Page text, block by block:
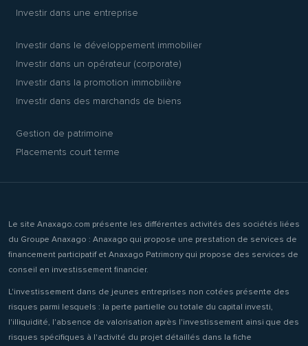
Investir dans une entreprise
Investir dans le développement immobilier
Investir dans un opérateur (corporate)
Investir dans la promotion immobilière
Investir dans des marchands de biens
Gestion de patrimoine
Placements court terme
Le site Anaxago.com présente les différentes activités des sociétés liées
du Groupe Anaxago : Anaxago qui propose une prestation de services de
financement participatif et Anaxago Patrimony qui propose des services de
conseil en investissement financier.
L'investissement dans de jeunes entreprises non cotées présente des
risques parmi lesquels : la perte partielle ou totale du capital investi,
l'illiquidité, l'absence de valorisation après l'investissement ainsi que des
risques spécifiques à l'activité du projet détaillés dans la fiche